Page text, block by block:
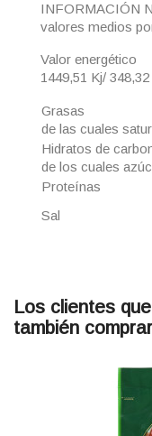
INFORMACIÓN
valores medios
Valor energético
1449,51 Kj/
Grasas
de las cuales
Hidratos de
de los cuales
Proteínas
Sal
Los clientes
también